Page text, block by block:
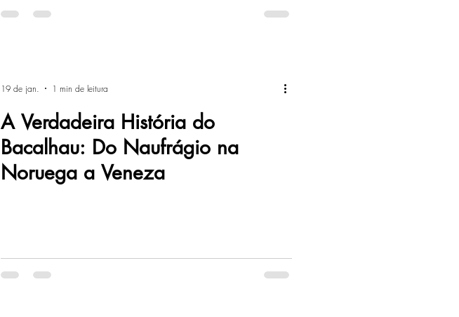
A Verdadeira História do
Bacalhau: Do Naufrágio na
Noruega a Veneza
19 de jan. 1 min de leitura